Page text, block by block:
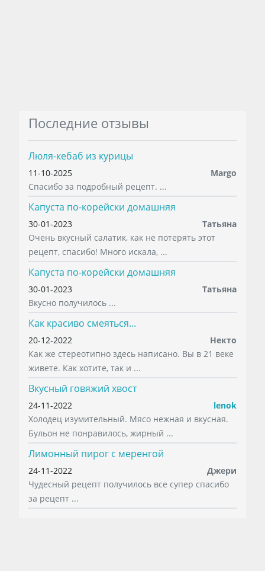
Последние отзывы
Люля-кебаб из курицы
11-10-2025
Margo
Спасибо за подробный рецепт. ...
Капуста по-корейски домашняя
30-01-2023
Татьяна
Очень вкусный салатик, как не потерять этот
рецепт, спасибо! Много искала, ...
Капуста по-корейски домашняя
30-01-2023
Татьяна
Вкусно получилось ...
Как красиво смеяться...
20-12-2022
Некто
Как же стереотипно здесь написано. Вы в 21 веке
живете. Как хотите, так и ...
Вкусный говяжий хвост
24-11-2022
lenok
Холодец изумительный. Мясо нежная и вкусная.
Бульон не понравилось, жирный ...
Лимонный пирог с меренгой
24-11-2022
Джери
Чудесный рецепт получилось все супер спасибо
за рецепт ...